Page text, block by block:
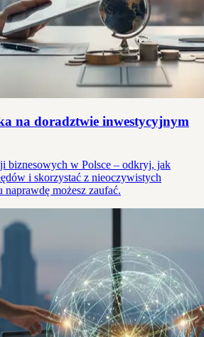
na doradztwie inwestycyjnym
biznesowych w Polsce – odkryj, jak
i skorzystać z nieoczywistych
możesz zaufać.